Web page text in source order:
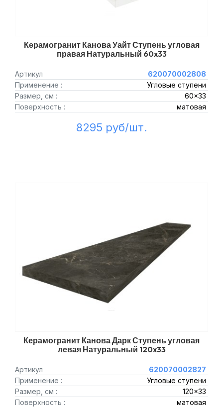
Керамогранит Канова Уайт Ступень угловая
правая Натуральный 60x33
Артикул
620070002808
Применение :
Угловые ступени
Размер, см :
60x33
Поверхность :
матовая
8295 руб/шт.
Керамогранит Канова Дарк Ступень угловая
левая Натуральный 120x33
Артикул
620070002827
Применение :
Угловые ступени
Размер, см :
120x33
Поверхность :
матовая